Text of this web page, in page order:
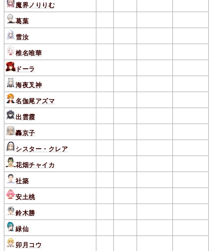
魔界ノりりむ
葛葉
雪汝
椎名唯華
ドーラ
海夜叉神
名伽尾アズマ
出雲霞
轟京子
シスター・クレア
花畑チャイカ
社築
安土桃
鈴木勝
緑仙
卯月コウ